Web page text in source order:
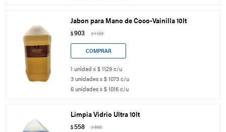
Jabon para Mano de Coco-Vainilla 10lt
$903 $1.129
1 unidad x $ 1129 c/u
3 unidades x $ 1073 c/u
6 unidades x $ 1016 c/u
Limpia Vidrio Ultra 10lt
$558 $698